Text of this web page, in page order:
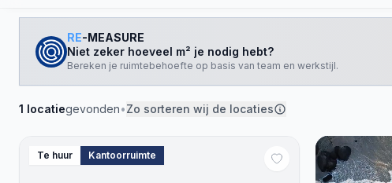
RE-MEASURE
Niet zeker hoeveel m² je nodig hebt?
Bereken je ruimtebehoefte op basis van team en werkstijl.
1 locatiegevonden•Zo sorteren wij de locaties
Te huur Kantoorruimte